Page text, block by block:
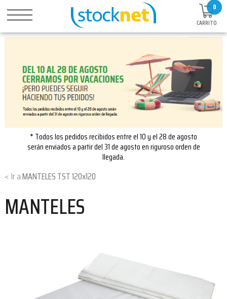
0
CARRITO
* Todos los pedidos recibidos entre el 10 y el 28 de agosto
serán enviados a partir del 31 de agosto en riguroso orden de
llegada.
MANTELES TST 120x120
MANTELES